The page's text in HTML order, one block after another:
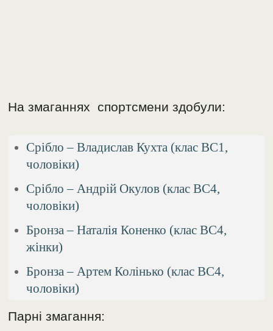
На змаганнях спортсмени здобули:
Срібло – Владислав Кухта (клас BC1,
чоловіки)
Срібло – Андрій Окулов (клас BC4,
чоловіки)
Бронза – Наталія Коненко (клас BC4,
жінки)
Бронза – Артем Колінько (клас BC4,
чоловіки)
Парні змагання: